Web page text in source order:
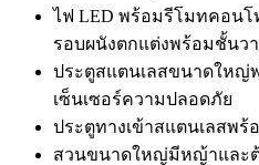
ไฟ LED พร้อมรีโมทคอน
รอบผนังตกแต่งพร้อมชั้นว
ประตูสแตนเลสขนาดใหญ่
เซ็นเซอร์ความปลอดภัย
ประตูทางเข้าสแตนเลสพ
สวนขนาดใหญ่มีหญ้าและ